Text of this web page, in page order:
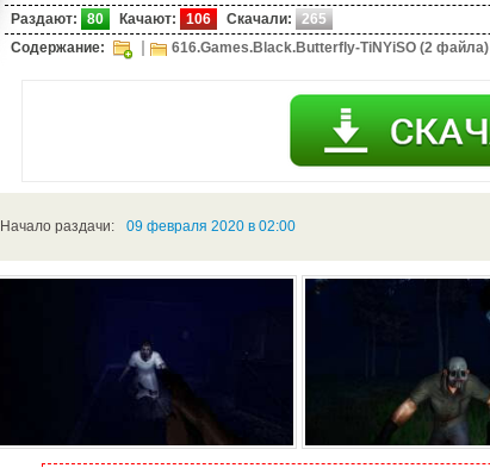
Раздают:
80 Качают: 106 Скачали:
265
Содержание:
616.Games.Black.Butterfly-TiNYiSO (2 файла)
Начало раздачи: 09 февраля 2020 в 02:00